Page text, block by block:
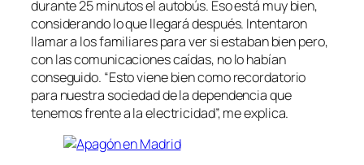
durante 25 minutos el autobús. Eso está muy bien,
considerando lo que llegará después. Intentaron
llamar a los familiares para ver si estaban bien pero,
con las comunicaciones caídas, no lo habían
conseguido. “Esto viene bien como recordatorio
para nuestra sociedad de la dependencia que
tenemos frente a la electricidad”, me explica.